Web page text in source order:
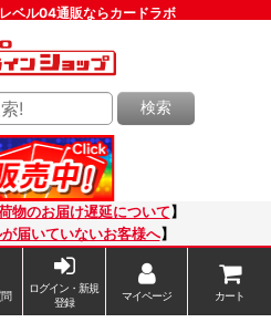
ベル04通販ならカードラボ
検索
物のお届け遅延について 】
届いていないお客様へ】
ログイン・新規
登録
マイページ カート